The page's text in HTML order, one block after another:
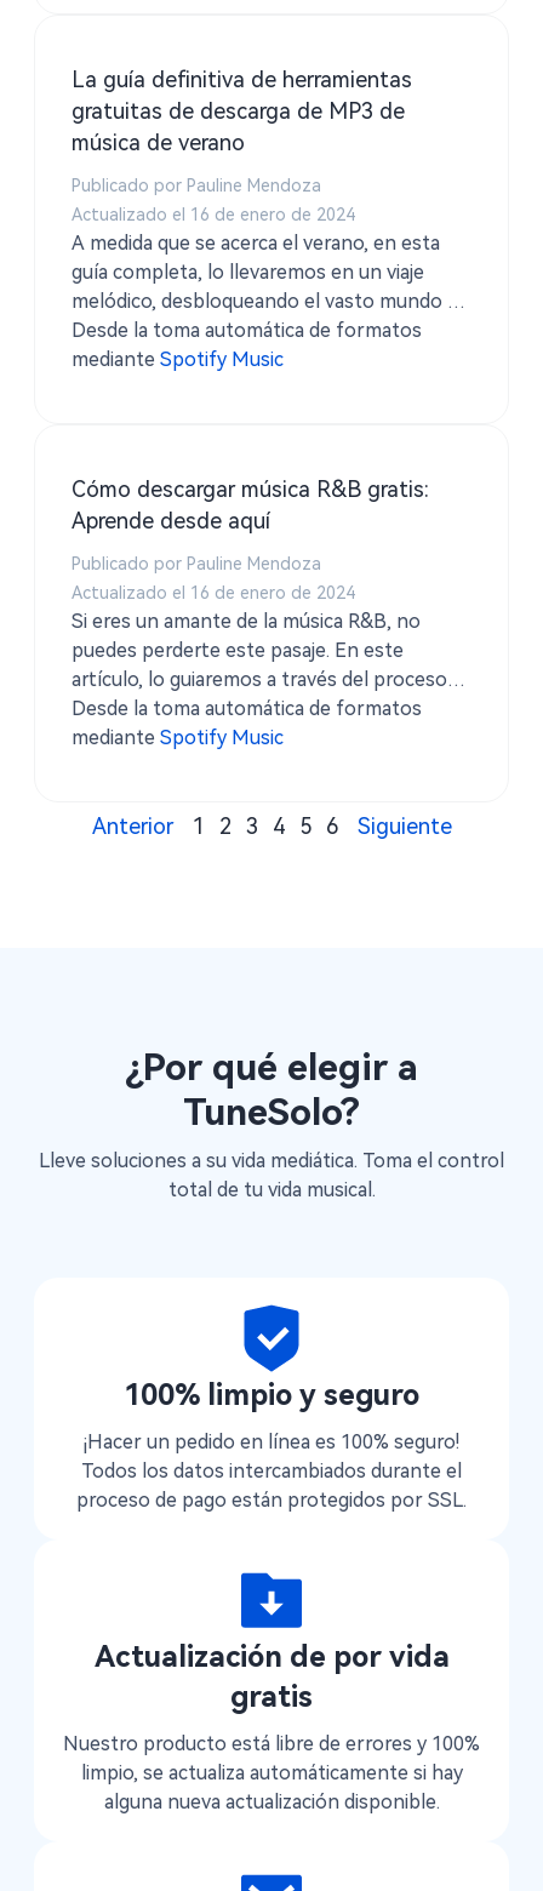
La guía definitiva de herramientas
gratuitas de descarga de MP3 de
música de verano
Publicado por Pauline Mendoza
Actualizado el 16 de enero de 2024
A medida que se acerca el verano, en esta
guía completa, lo llevaremos en un viaje
melódico, desbloqueando el vasto mundo de
las descargas gratuitas de MP3 de música de
verano.
Desde la toma automática de formatos
mediante Spotify Music
Cómo descargar música R&B gratis:
Aprende desde aquí
Publicado por Pauline Mendoza
Actualizado el 16 de enero de 2024
Si eres un amante de la música R&B, no
puedes perderte este pasaje. En este
artículo, lo guiaremos a través del proceso
de búsqueda y descarga de música R&B
gratuita.
Desde la toma automática de formatos
mediante Spotify Music
Anterior 1 2 3 4 5 6 Siguiente
¿Por qué elegir a
TuneSolo?
Lleve soluciones a su vida mediática. Toma el control
total de tu vida musical.
100% limpio y seguro
¡Hacer un pedido en línea es 100% seguro!
Todos los datos intercambiados durante el
proceso de pago están protegidos por SSL.
Actualización de por vida
gratis
Nuestro producto está libre de errores y 100%
limpio, se actualiza automáticamente si hay
alguna nueva actualización disponible.